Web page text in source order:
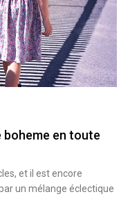
boheme en toute
et il est encore
un mélange éclectique